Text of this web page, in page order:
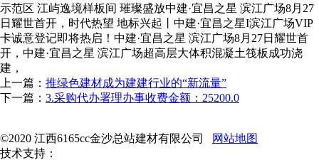
示范区 江屿逸境样板间 璀璨盛放中建·宜昌之星 滨江广场8月27
日耀世首开，时代热望 地标兴起丨中建·宜昌之星I滨江广场VIP
卡诚意登记即将热启！中建·宜昌之星 滨江广场8月27日耀世首
开，中建·宜昌之星 滨江广场超高层大体积混凝土筏板成功浇
建，
上一篇： 推绿色建材成为建建行业的“新流量”
下一篇： 3.采购代办署理办事收费金额：25200.0
©2020 江西6165cc金沙总站建材有限公司
网站地图
技术支持：